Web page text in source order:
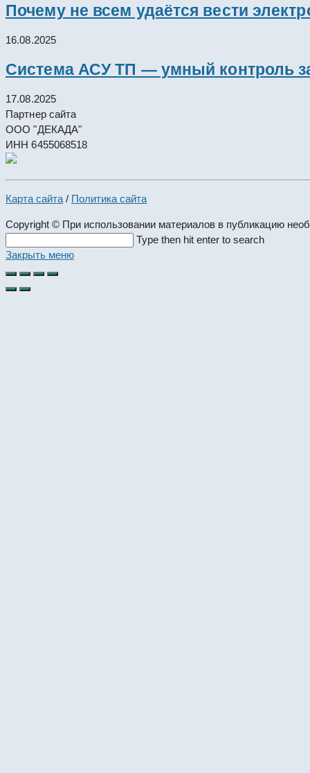
Почему не всем удаётся вести
16.08.2025
Система АСУ ТП — умный контроль
17.08.2025
Партнер сайта
ООО "ДЕКАДА"
ИНН 6455068518
Карта сайта / Политика сайта
Copyright © При использовании материалов в публикацию
this
website
Type then hit enter to search
Закрыть меню